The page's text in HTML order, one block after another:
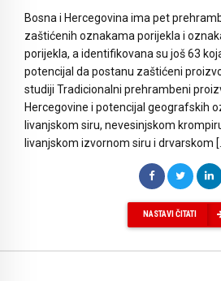
Bosna i Hercegovina ima pet
zaštićenih oznakama porijekla i
porijekla, a identifikovana su još 63
potencijal da postanu zaštićeni
studiji Tradicionalni prehrambeni
Hercegovine i potencijal geografskih
livanjskom siru, nevesinjskom
livanjskom izvornom siru i drvarskom
NASTAVI ČITATI